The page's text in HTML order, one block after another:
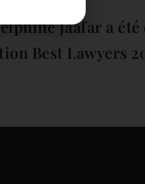
Jaafar a
Best Lawyers